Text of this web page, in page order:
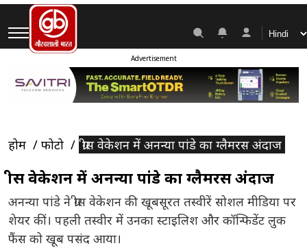
Advertisement
होम फोटो ग्रीस वेकेशन में अनन्या पांडे का ग्लैमरस अंदाज
ग्रीस वेकेशन में अनन्या पांडे का ग्लैमरस अंदाज
अनन्या पांडे ने ग्रीस वेकेशन की खूबसूरत तस्वीरें सोशल मीडिया पर
शेयर कीं। पहली तस्वीर में उनका स्टाइलिश और कॉन्फिडेंट लुक
फैंस को खूब पसंद आया।